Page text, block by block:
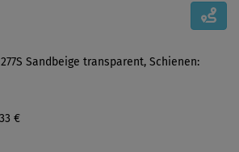
Sandbeige transparent, Schienen:
€